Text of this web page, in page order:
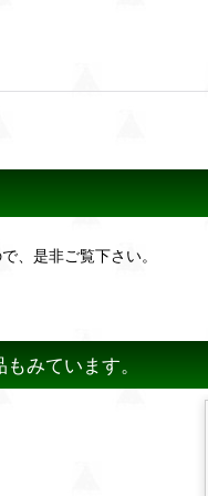
、是非ご覧下さい。
みています。